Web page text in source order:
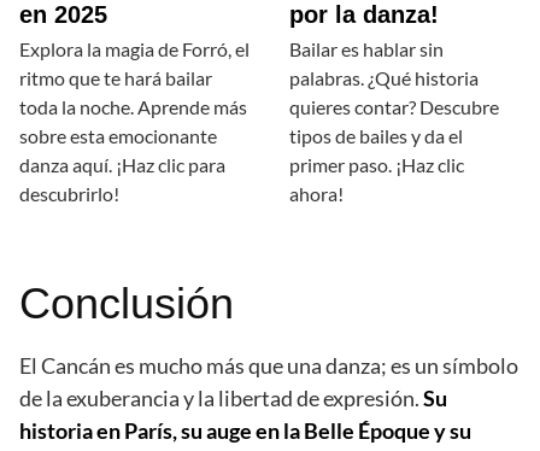
en 2025
Explora la magia de Forró, el
ritmo que te hará bailar
toda la noche. Aprende más
sobre esta emocionante
danza aquí. ¡Haz clic para
descubrirlo!
por la danza!
Bailar es hablar sin
palabras. ¿Qué historia
quieres contar? Descubre
tipos de bailes y da el
primer paso. ¡Haz clic
ahora!
Conclusión
El Cancán es mucho más que una danza; es un símbolo
de la exuberancia y la libertad de expresión.Su
historia en París, su auge en la Belle Époque y su